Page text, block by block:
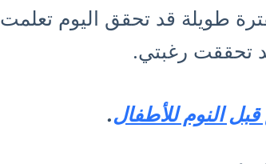
طويلة قد تحقق اليوم تعلمت
تحققت رغبتي.
النوم للأطفال.